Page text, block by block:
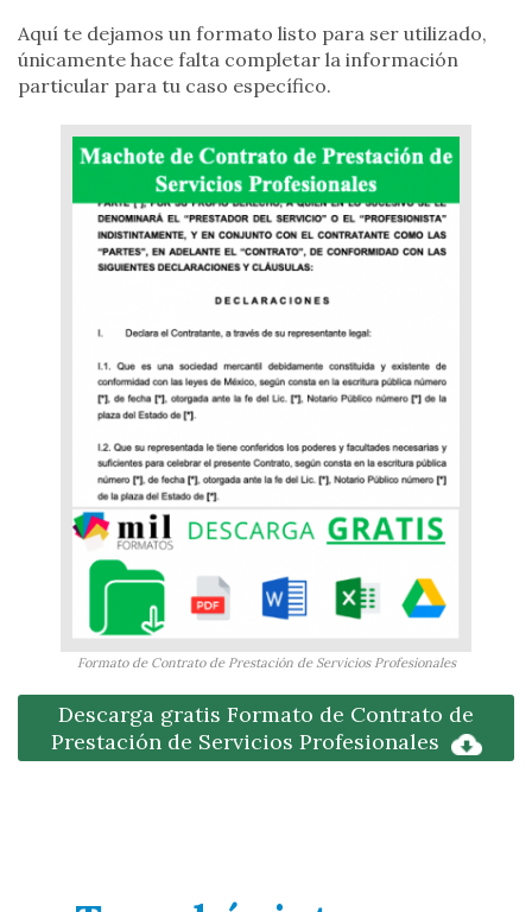
Aquí te dejamos un formato listo para ser utilizado,
únicamente hace falta completar la información
particular para tu caso específico.
Formato de Contrato de Prestación de Servicios Profesionales
Descarga gratis Formato de Contrato de
Prestación de Servicios Profesionales